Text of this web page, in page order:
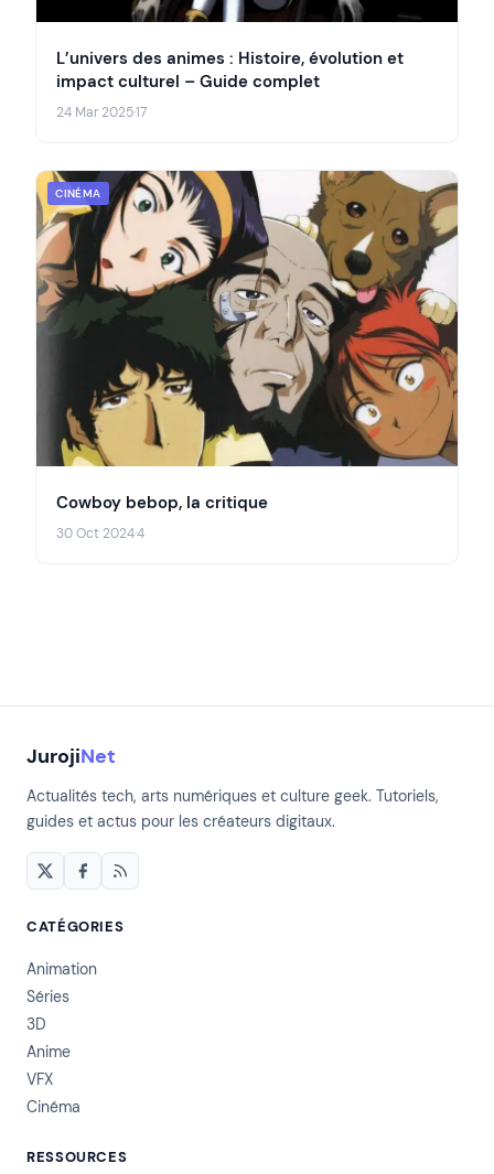
L’univers des animes : Histoire, évolution et
impact culturel – Guide complet
24 Mar 2025·17
CINÉMA
Cowboy bebop, la critique
30 Oct 2024·4
JurojiNet
Actualités tech, arts numériques et culture geek. Tutoriels,
guides et actus pour les créateurs digitaux.
CATÉGORIES
Animation
Séries
3D
Anime
VFX
Cinéma
RESSOURCES